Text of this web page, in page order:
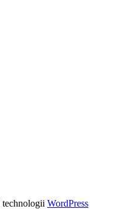
technologii WordPress